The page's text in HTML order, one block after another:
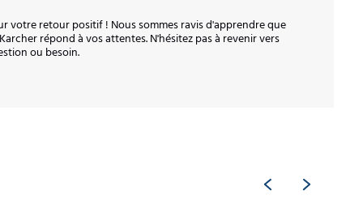
votre retour positif ! Nous sommes ravis d'apprendre que
répond à vos attentes. N'hésitez pas à revenir vers
ou besoin.